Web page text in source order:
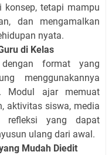
tetapi mampu
dan mengamalkan
nyata.
di Kelas
format yang
menggunakannya
Modul ajar memuat
aktivitas siswa, media
refleksi yang dapat
ulang dari awal.
Mudah Diedit